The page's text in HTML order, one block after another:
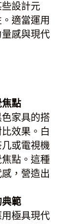
設計元
適當運用
感與現代
點
家具的搭
效果。白
或電視機
點。這種
，營造出
範
極具現代